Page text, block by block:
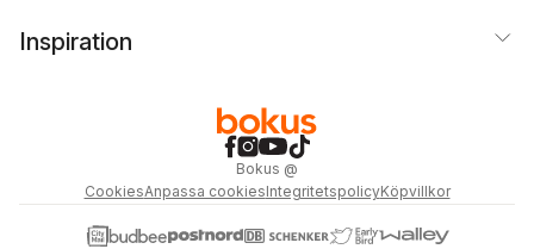
Inspiration
Bokus @
CookiesAnpassa cookiesIntegritetspolicyKöpvillkor